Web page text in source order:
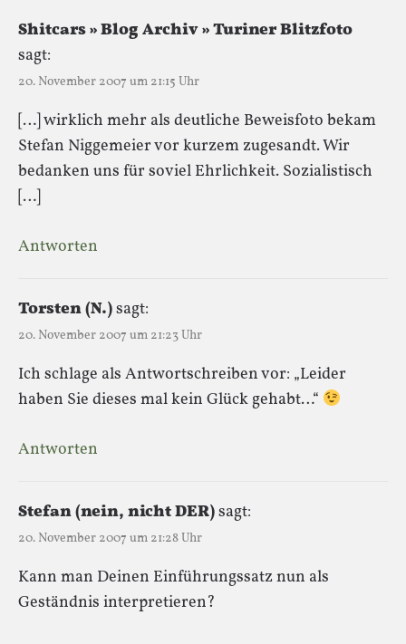
Shitcars » Blog Archiv » Turiner Blitzfoto
sagt:
20. November 2007 um 21:15 Uhr
[…] wirklich mehr als deutliche Beweisfoto bekam
Stefan Niggemeier vor kurzem zugesandt. Wir
bedanken uns für soviel Ehrlichkeit. Sozialistisch
[…]
Antworten
Torsten (N.)sagt:
20. November 2007 um 21:23 Uhr
Ich schlage als Antwortschreiben vor: „Leider
haben Sie dieses mal kein Glück gehabt…“
Antworten
Stefan (nein, nicht DER)sagt:
20. November 2007 um 21:28 Uhr
Kann man Deinen Einführungssatz nun als
Geständnis interpretieren?